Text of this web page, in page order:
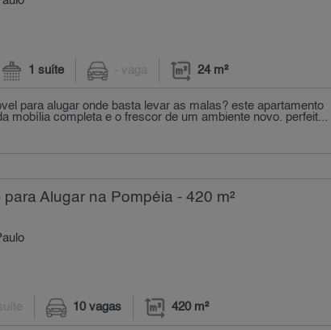
1 suíte - vaga 24 m²
para alugar onde basta levar as malas? este apartamento
mobília completa e o frescor de um ambiente novo. perfeit...
Alugar na Pompéia - 420 m²
10 vagas 420 m²